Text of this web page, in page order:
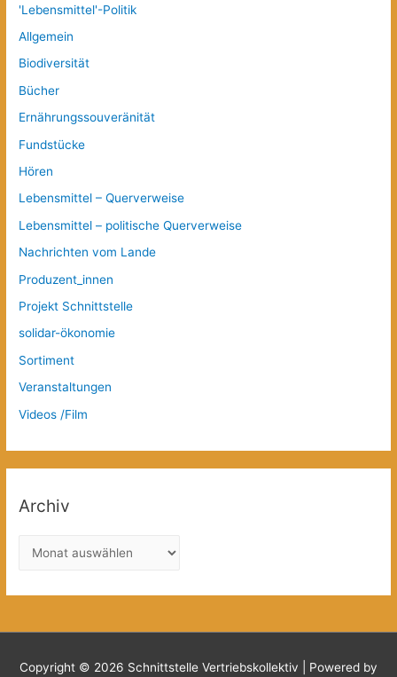
'Lebensmittel'-Politik
Allgemein
Biodiversität
Bücher
Ernährungssouveränität
Fundstücke
Hören
Lebensmittel – Querverweise
Lebensmittel – politische Querverweise
Nachrichten vom Lande
Produzent_innen
Projekt Schnittstelle
solidar-ökonomie
Sortiment
Veranstaltungen
Videos /Film
Archiv
c
v
Copyright © 2026 Schnittstelle Vertriebskollektiv | Powered by